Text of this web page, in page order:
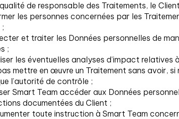
de responsable des Traitements, le Client
les personnes concernées par les
et traiter les Données personnelles de
;
les éventuelles analyses d’impact
mettre en œuvre un Traitement sans avoir,
l’autorité de contrôle ;
Smart Team accéder aux Données
documentées du Client ;
toute instruction à Smart Team